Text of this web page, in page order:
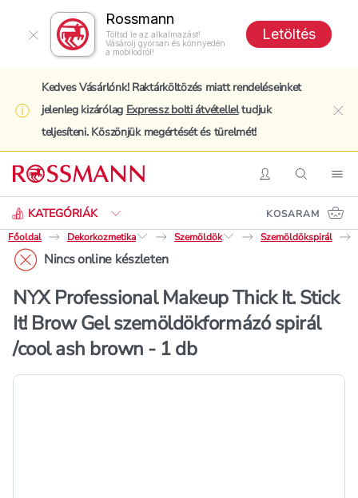
Rossmann
Töltsd le az alkalmazást!
Vásárolj gyorsan és könnyedén
a mobilodról!
Letöltés
Kedves Vásárlónk! Raktárköltözés miatt rendeléseinket
jelenleg kizárólag Expressz bolti átvételleltudjuk
teljesíteni. Köszönjük megértését és türelmét!
BelépésKeresés
KATEGÓRIÁK
Keresés
KOSARAM
Főoldal
Dekorkozmetika Szemöldök Szemöldökspirál
Nincs online készleten
NYX Professional Makeup Thick It. Stick
It! Brow Gel szemöldökformázó spirál
/cool ash brown - 1 db